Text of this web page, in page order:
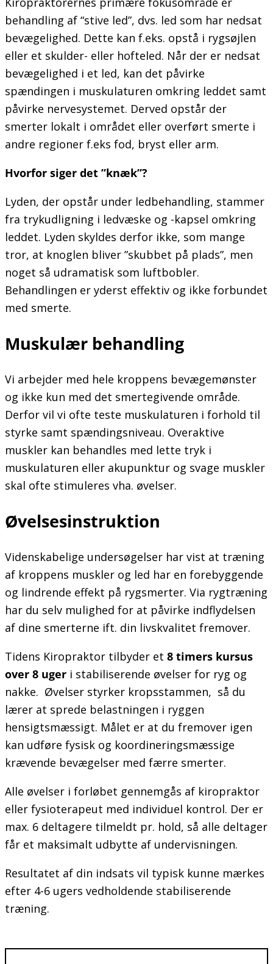
behandling af “stive led”, dvs. led som har nedsat
bevægelighed. Dette kan f.eks. opstå i rygsøjlen
eller et skulder- eller hofteled. Når der er nedsat
bevægelighed i et led, kan det påvirke
spændingen i muskulaturen omkring leddet samt
påvirke nervesystemet. Derved opstår der
smerter lokalt i området eller overført smerte i
andre regioner f.eks fod, bryst eller arm.
Hvorfor siger det ”knæk”?
Lyden, der opstår under ledbehandling, stammer
fra trykudligning i ledvæske og -kapsel omkring
leddet. Lyden skyldes derfor ikke, som mange
tror, at knoglen bliver ”skubbet på plads”, men
noget så udramatisk som luftbobler.
Behandlingen er yderst effektiv og ikke forbundet
med smerte.
Muskulær behandling
Vi arbejder med hele kroppens bevægemønster
og ikke kun med det smertegivende område.
Derfor vil vi ofte teste muskulaturen i forhold til
styrke samt spændingsniveau. Overaktive
muskler kan behandles med lette tryk i
muskulaturen eller akupunktur og svage muskler
skal ofte stimuleres vha. øvelser.
Øvelsesinstruktion
Videnskabelige undersøgelser har vist at træning
af kroppens muskler og led har en forebyggende
og lindrende effekt på rygsmerter. Via rygtræning
har du selv mulighed for at påvirke indflydelsen
af dine smerterne ift. din livskvalitet fremover.
Tidens Kiropraktor tilbyder et 8 timers kursus
over 8 uger i stabiliserende øvelser for ryg og
nakke. Øvelser styrker kropsstammen, så du
lærer at sprede belastningen i ryggen
hensigtsmæssigt. Målet er at du fremover igen
kan udføre fysisk og koordineringsmæssige
krævende bevægelser med færre smerter.
Alle øvelser i forløbet gennemgås af kiropraktor
eller fysioterapeut med individuel kontrol. Der er
max. 6 deltagere tilmeldt pr. hold, så alle deltager
får et maksimalt udbytte af undervisningen.
Resultatet af din indsats vil typisk kunne mærkes
efter 4-6 ugers vedholdende stabiliserende
træning.